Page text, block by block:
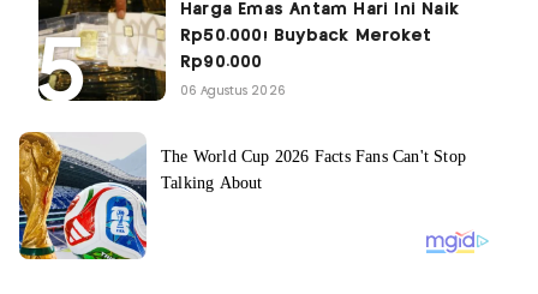
Harga Emas Antam Hari Ini Naik
Rp50.000! Buyback Meroket
Rp90.000
06 Agustus 2026